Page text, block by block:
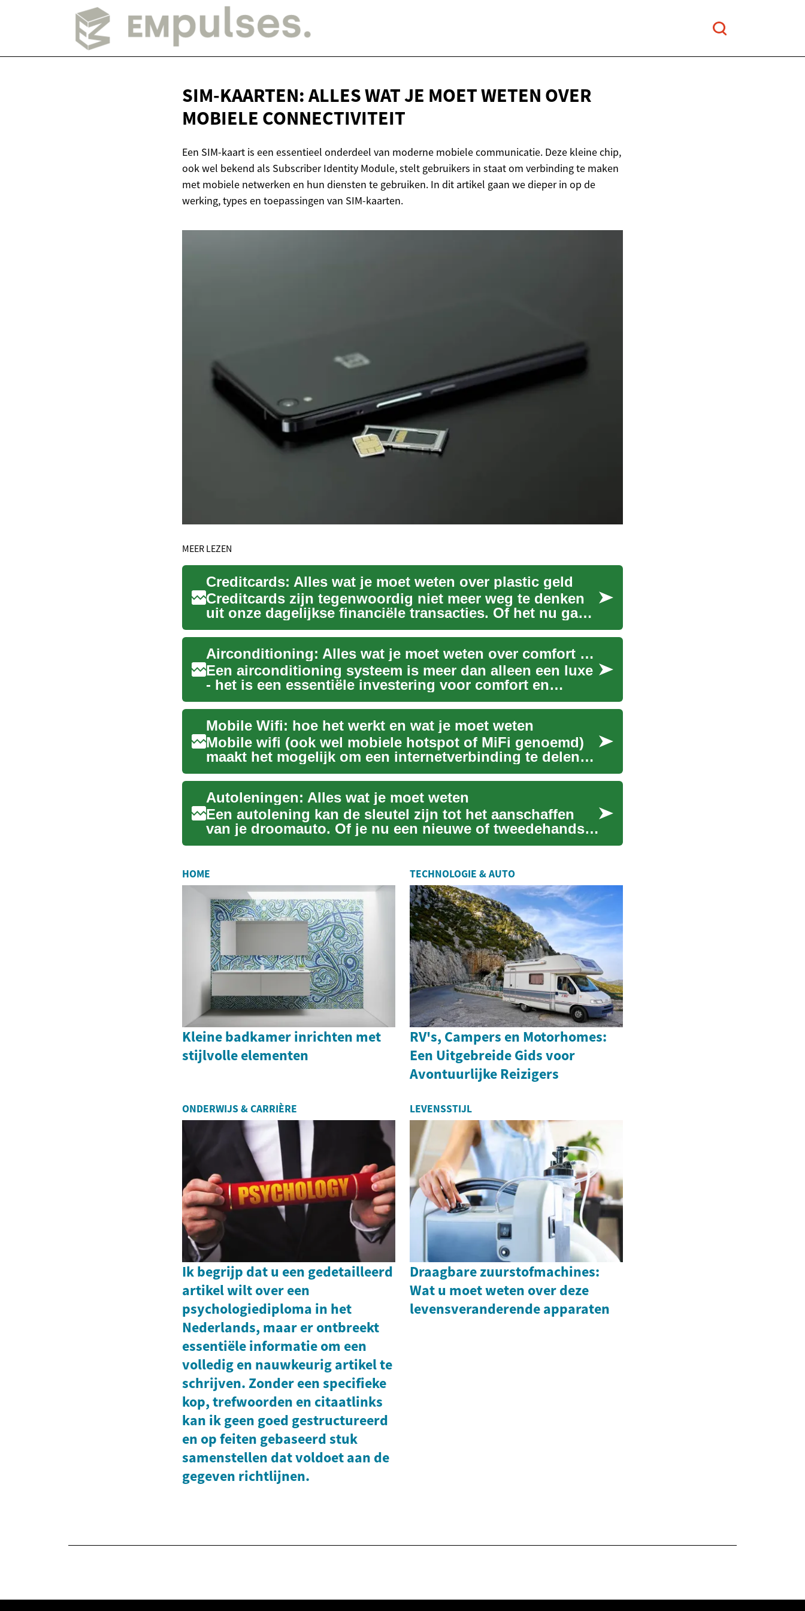
SIM-KAARTEN: ALLES WAT JE MOET WETEN OVER
MOBIELE CONNECTIVITEIT
Een SIM-kaart is een essentieel onderdeel van moderne mobiele communicatie. Deze kleine chip,
ook wel bekend als Subscriber Identity Module, stelt gebruikers in staat om verbinding te maken
met mobiele netwerken en hun diensten te gebruiken. In dit artikel gaan we dieper in op de
werking, types en toepassingen van SIM-kaarten.
MEER LEZEN
Creditcards: Alles wat je moet weten over plastic geld
Creditcards zijn tegenwoordig niet meer weg te denken
uit onze dagelijkse financiële transacties. Of het nu gaat
om o...
Airconditioning: Alles wat je moet weten over comfort en klimaatbeheersing
Een airconditioning systeem is meer dan alleen een luxe
- het is een essentiële investering voor comfort en
welzijn i...
Mobile Wifi: hoe het werkt en wat je moet weten
Mobile wifi (ook wel mobiele hotspot of MiFi genoemd)
maakt het mogelijk om een internetverbinding te delen
via het m...
Autoleningen: Alles wat je moet weten
Een autolening kan de sleutel zijn tot het aanschaffen
van je droomauto. Of je nu een nieuwe of tweedehands
auto wilt...
HOME
Kleine badkamer inrichten met
stijlvolle elementen
TECHNOLOGIE & AUTO
RV's, Campers en Motorhomes:
Een Uitgebreide Gids voor
Avontuurlijke Reizigers
ONDERWIJS & CARRIÈRE
Ik begrijp dat u een gedetailleerd
artikel wilt over een
psychologiediploma in het
Nederlands, maar er ontbreekt
essentiële informatie om een
volledig en nauwkeurig artikel te
schrijven. Zonder een specifieke
kop, trefwoorden en citaatlinks
kan ik geen goed gestructureerd
en op feiten gebaseerd stuk
samenstellen dat voldoet aan de
gegeven richtlijnen.
LEVENSSTIJL
Draagbare zuurstofmachines:
Wat u moet weten over deze
levensveranderende apparaten